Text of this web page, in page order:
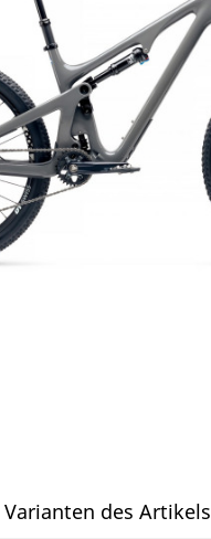
Varianten des Artikels